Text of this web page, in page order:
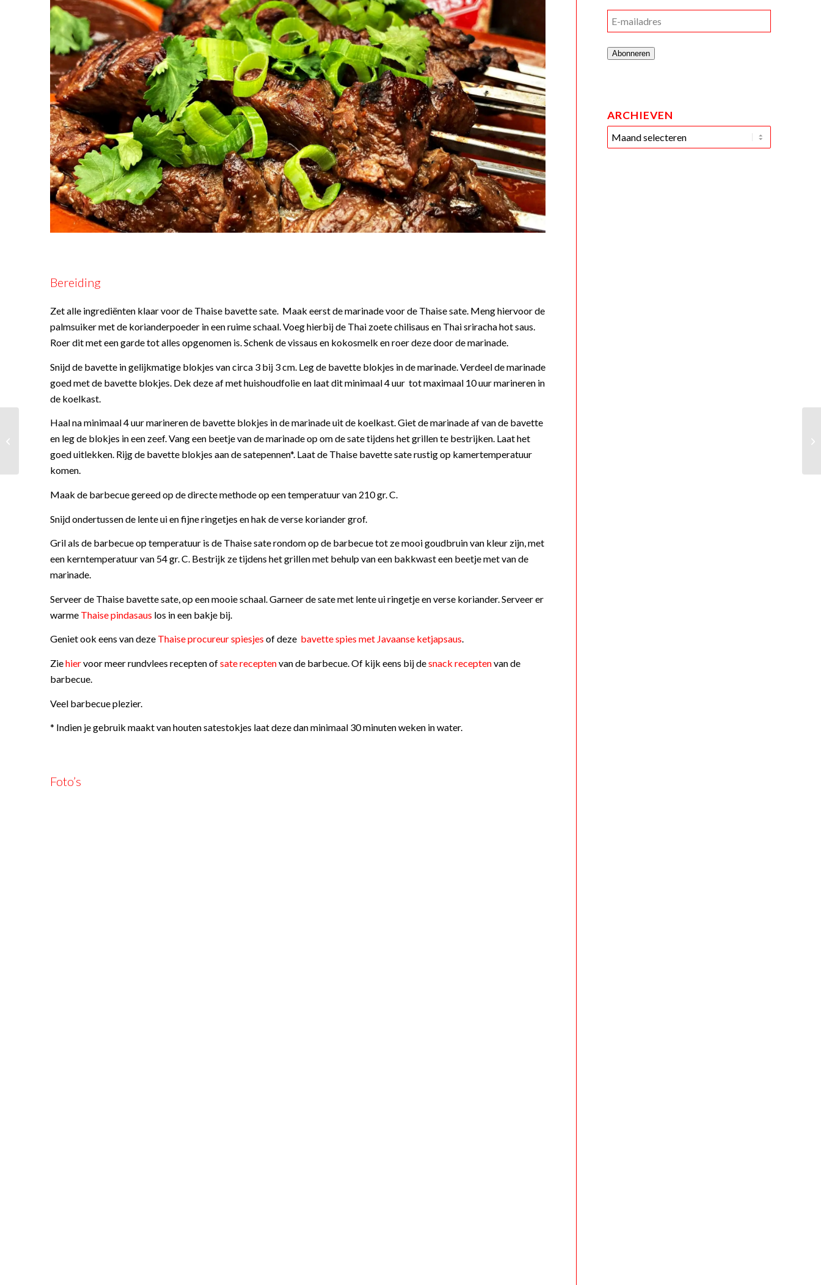
Bereiding
Zet alle ingrediënten klaar voor de Thaise bavette sate. Maak eerst de marinade voor de Thaise sate. Meng hiervoor de
palmsuiker met de korianderpoeder in een ruime schaal. Voeg hierbij de Thai zoete chilisaus en Thai sriracha hot saus.
Roer dit met een garde tot alles opgenomen is. Schenk de vissaus en kokosmelk en roer deze door de marinade.
Snijd de bavette in gelijkmatige blokjes van circa 3 bij 3 cm. Leg de bavette blokjes in de marinade. Verdeel de marinade
goed met de bavette blokjes. Dek deze af met huishoudfolie en laat dit minimaal 4 uur tot maximaal 10 uur marineren in
de koelkast.
Haal na minimaal 4 uur marineren de bavette blokjes in de marinade uit de koelkast. Giet de marinade af van de bavette
en leg de blokjes in een zeef. Vang een beetje van de marinade op om de sate tijdens het grillen te bestrijken. Laat het
goed uitlekken. Rijg de bavette blokjes aan de satepennen*. Laat de Thaise bavette sate rustig op kamertemperatuur
komen.
Maak de barbecue gereed op de directe methode op een temperatuur van 210 gr. C.
Snijd ondertussen de lente ui en fijne ringetjes en hak de verse koriander grof.
Gril als de barbecue op temperatuur is de Thaise sate rondom op de barbecue tot ze mooi goudbruin van kleur zijn, met
een kerntemperatuur van 54 gr. C. Bestrijk ze tijdens het grillen met behulp van een bakkwast een beetje met van de
marinade.
Serveer de Thaise bavette sate, op een mooie schaal. Garneer de sate met lente ui ringetje en verse koriander. Serveer er
warme Thaise pindasaus los in een bakje bij.
Geniet ook eens van deze Thaise procureur spiesjes of deze bavette spies met Javaanse ketjapsaus.
Ziehiervoor meer rundvlees recepten ofsate receptenvan de barbecue. Of kijk eens bij desnack receptenvan de
barbecue.
Veel barbecue plezier.
* Indien je gebruik maakt van houten satestokjes laat deze dan minimaal 30 minuten weken in water.
Foto’s
E-
mailadres
Abonneren
ARCHIEVEN
Mosselen op Griekse